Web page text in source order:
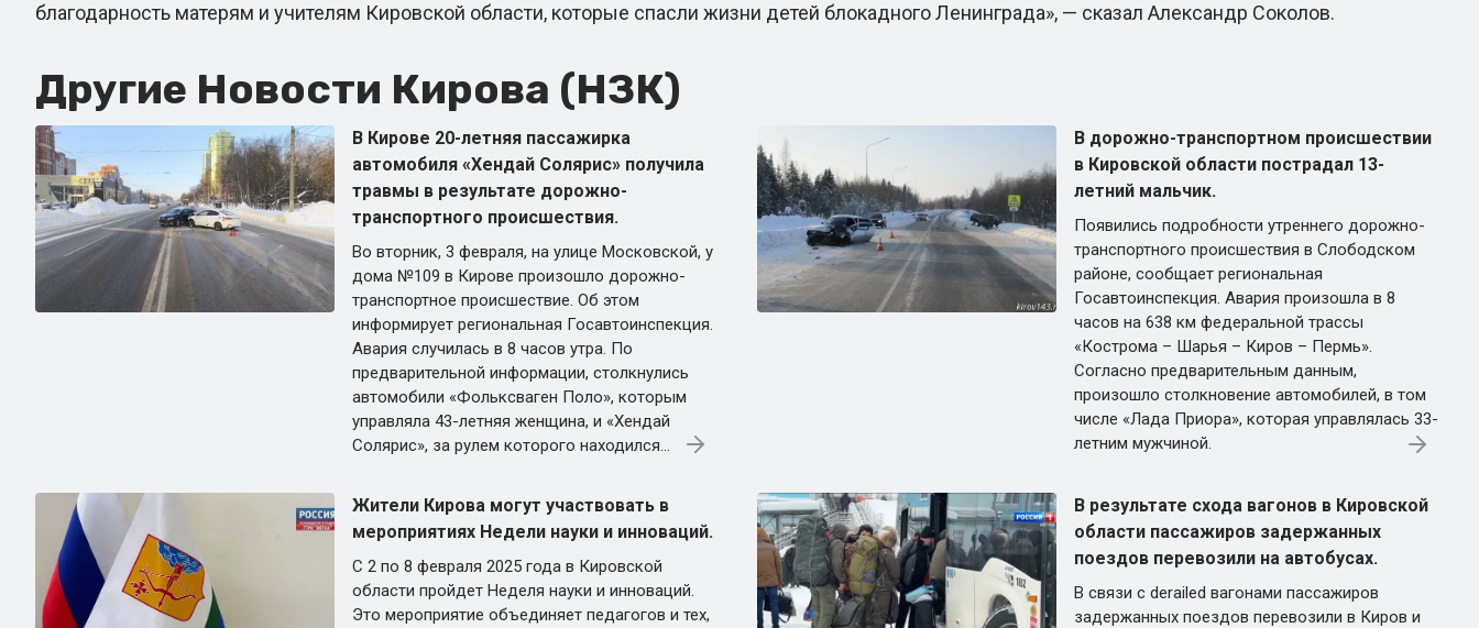
благодарность матерям и учителям Кировской области, которые спасли жизни детей блокадного Ленинграда», — сказал Александр Соколов.
Другие Новости Кирова (НЗК)
В Кирове 20-летняя пассажирка
автомобиля «Хендай Солярис» получила
травмы в результате дорожно-
транспортного происшествия.
Во вторник, 3 февраля, на улице Московской, у
дома №109 в Кирове произошло дорожно-
транспортное происшествие. Об этом
информирует региональная Госавтоинспекция.
Авария случилась в 8 часов утра. По
предварительной информации, столкнулись
автомобили «Фольксваген Поло», которым
управляла 43-летняя женщина, и «Хендай
Солярис», за рулем которого находился...
В дорожно-транспортном происшествии
в Кировской области пострадал 13-
летний мальчик.
Появились подробности утреннего дорожно-
транспортного происшествия в Слободском
районе, сообщает региональная
Госавтоинспекция. Авария произошла в 8
часов на 638 км федеральной трассы
«Кострома – Шарья – Киров – Пермь».
Согласно предварительным данным,
произошло столкновение автомобилей, в том
числе «Лада Приора», которая управлялась 33-
летним мужчиной.
Жители Кирова могут участвовать в
мероприятиях Недели науки и инноваций.
С 2 по 8 февраля 2025 года в Кировской
области пройдет Неделя науки и инноваций.
Это мероприятие объединяет педагогов и тех,
В результате схода вагонов в Кировской
области пассажиров задержанных
поездов перевозили на автобусах.
В связи с derailed вагонами пассажиров
задержанных поездов перевозили в Киров и